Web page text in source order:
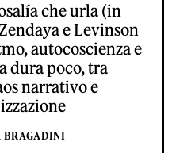
che urla (in
e Levinson
autocoscienza e
dura poco, tra
narrativo e
BRAGADINI